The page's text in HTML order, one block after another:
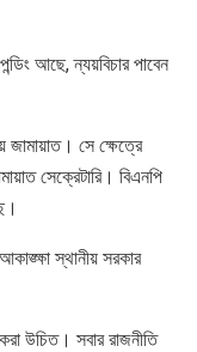
আছে, ন্যয়বিচার পাবেন
জামায়াত। সে ক্ষেত্রে
সেক্রেটারি। বিএনপি
স্থানীয় সরকার
উচিত। সবার রাজনীতি